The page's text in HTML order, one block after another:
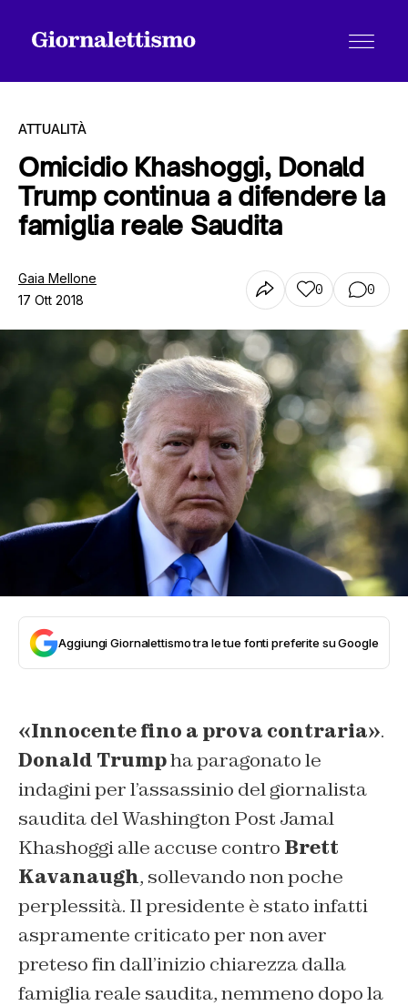
Tutti gli articoli
Chi siamo
ATTUALITÀ
Omicidio Khashoggi, Donald
Trump continua a difendere la
famiglia reale Saudita
Gaia Mellone
17 Ott 2018
0 0
Aggiungi Giornalettismo tra le tue fonti preferite su Google
«Innocente fino a prova contraria».
Donald Trumpha paragonato le
indagini per l’assassinio del giornalista
saudita del Washington Post Jamal
Khashoggi alle accuse contro Brett
Kavanaugh, sollevando non poche
perplessità. Il presidente è stato infatti
aspramente criticato per non aver
preteso fin dall’inizio chiarezza dalla
famiglia reale saudita, nemmeno dopo la